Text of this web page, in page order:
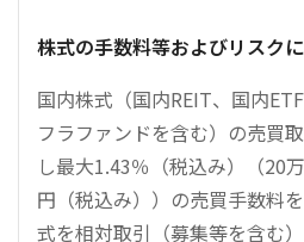
株式の手数料等およびリスク
国内株式（国内REIT、国内
フラファンドを含む）の売買
し最大1.43％（税込み）（20
円（税込み））の売買手数料
式を相対取引（募集等を含む